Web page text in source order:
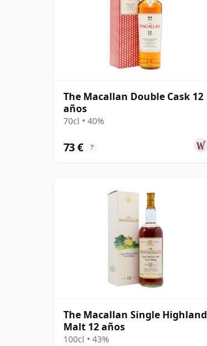
The Macallan Double Cask 12
años
70cl • 40%
73 € ?
The Macallan Single Highland
Malt 12 años
100cl • 43%